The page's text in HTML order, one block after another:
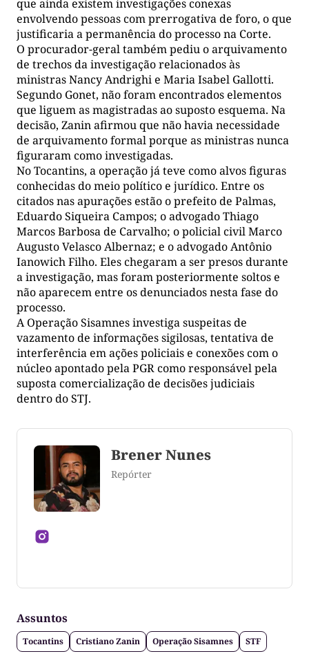
que ainda existem investigações conexas
envolvendo pessoas com prerrogativa de foro, o que
justificaria a permanência do processo na Corte.
O procurador-geral também pediu o arquivamento
de trechos da investigação relacionados às
ministras Nancy Andrighi e Maria Isabel Gallotti.
Segundo Gonet, não foram encontrados elementos
que liguem as magistradas ao suposto esquema. Na
decisão, Zanin afirmou que não havia necessidade
de arquivamento formal porque as ministras nunca
figuraram como investigadas.
No Tocantins, a operação já teve como alvos figuras
conhecidas do meio político e jurídico. Entre os
citados nas apurações estão o prefeito de Palmas,
Eduardo Siqueira Campos; o advogado Thiago
Marcos Barbosa de Carvalho; o policial civil Marco
Augusto Velasco Albernaz; e o advogado Antônio
Ianowich Filho. Eles chegaram a ser presos durante
a investigação, mas foram posteriormente soltos e
não aparecem entre os denunciados nesta fase do
processo.
A Operação Sisamnes investiga suspeitas de
vazamento de informações sigilosas, tentativa de
interferência em ações policiais e conexões com o
núcleo apontado pela PGR como responsável pela
suposta comercialização de decisões judiciais
dentro do STJ.
Brener Nunes
Repórter
Tocantins
Assuntos
Tocantins Cristiano Zanin Operação Sisamnes STF